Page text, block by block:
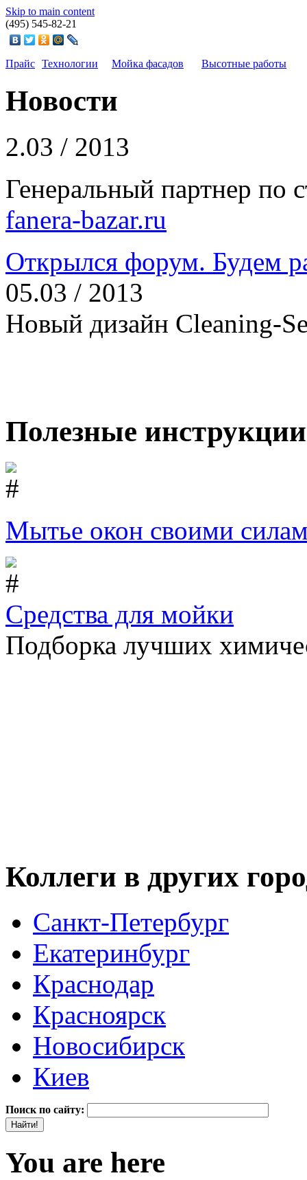
Skip to main content
(495) 545-82-21
Прайс Технологии Мойка фасадов Высотные работы
Новости
2.03 / 2013
Генеральный партнер по
fanera-bazar.ru
Открылся форум. Будем
05.03 / 2013
Новый дизайн Cleaning-
Полезные инструкции
Мытье окон своими
Средства для мойки
Подборка лучших
Коллеги в других
Санкт-Петербург
Екатеринбург
Краснодар
Красноярск
Новосибирск
Киев
Поиск по сайту:
You are here